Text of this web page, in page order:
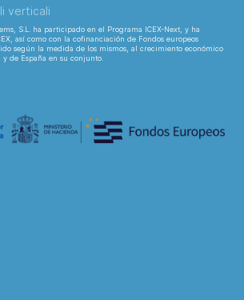
verticali
S.L. ha participado en el Programa ICEX-Next, y ha
así como con la cofinanciación de Fondos europeos
según la medida de los mismos, al crecimiento económico
de España en su conjunto.